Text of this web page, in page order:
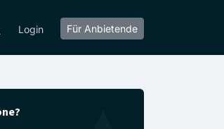
Login Für Anbietende